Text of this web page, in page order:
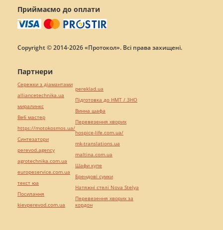
Приймаємо до оплати
Copyright © 2014-2026 «Протокол». Всі права захищені.
Партнери
Сережки з діамантами
alliancetechnika.ua
миралинкс
Веб мастер
https://motokosmos.ua/
Синтезатори
perevod.agency
agrotechnika.com.ua
europeservice.com.ua
текст юа
Посилання
kievperevod.com.ua
pereklad.ua
Підготовка до НМТ / ЗНО
Винна шафа
Перевезення хворих
hospice-life.com.ua/
mk-translations.ua
maltina.com.ua
Шафи купе
Брендові сумки
Натяжні стелі Nova Stelya
Перевезення хворих за
кордон